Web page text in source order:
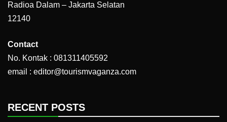
Radioa Dalam – Jakarta Selatan
12140
Contact
No. Kontak : 081311405592
email : editor@tourismvaganza.com
RECENT POSTS